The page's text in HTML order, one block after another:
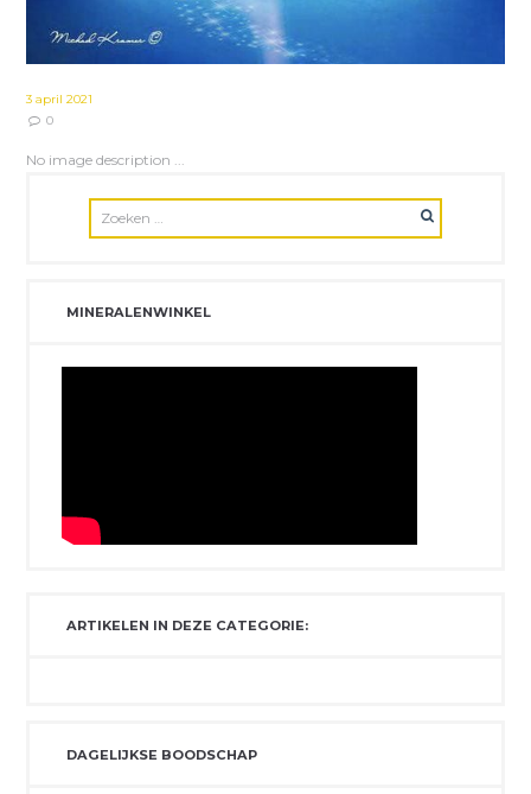
3 april 2021
0
No image description ...
MINERALENWINKEL
ARTIKELEN IN DEZE CATEGORIE:
DAGELIJKSE BOODSCHAP